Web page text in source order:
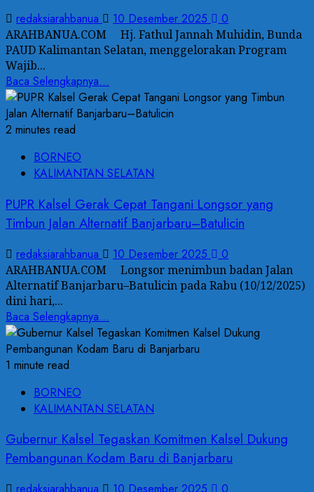
redaksiarahbanua 10 Desember 2025 0
ARAHBANUA.COM Hj. Fathul Jannah Muhidin, Bunda
PAUD Kalimantan Selatan, menggelorakan Program
Wajib...
Baca Selengkapnya...
2 minutes read
BORNEO
KALIMANTAN SELATAN
PUPR Kalsel Gerak Cepat Tangani Longsor yang
Timbun Jalan Alternatif Banjarbaru–Batulicin
redaksiarahbanua 10 Desember 2025 0
ARAHBANUA.COM Longsor menimbun badan Jalan
Alternatif Banjarbaru–Batulicin pada Rabu (10/12/2025)
dini hari,...
Baca Selengkapnya...
1 minute read
BORNEO
KALIMANTAN SELATAN
Gubernur Kalsel Tegaskan Komitmen Kalsel Dukung
Pembangunan Kodam Baru di Banjarbaru